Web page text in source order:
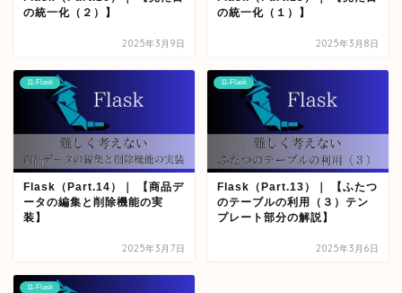
の統一化（２）】
2025年3月9日
の統一化（１）】
2025年3月8日
11-Flask
Flask（Part.14）｜ 【商品デ
ータの編集と削除機能の実
装】
2025年3月7日
11-Flask
Flask（Part.13）｜ 【ふたつ
のテーブルの利用（３）テン
プレート部分の解説】
2025年3月6日
11-Flask